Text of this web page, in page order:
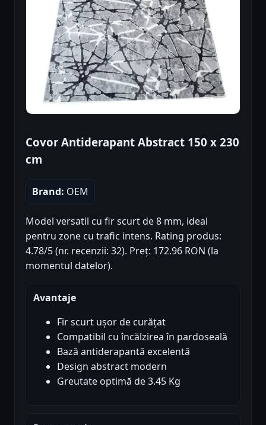
Covor Antiderapant Abstract 150 x 230
cm
Brand: OEM
Model versatil cu fir scurt de 8 mm, ideal
pentru zone cu trafic intens. Rating produs:
4.78/5 (nr. recenzii: 32). Preț: 172.96 RON (la
momentul datelor).
Avantaje
Fir scurt ușor de curățat
Compatibil cu încălzirea în pardoseală
Bază antiderapantă excelentă
Design abstract modern
Greutate optimă de 3.45 Kg